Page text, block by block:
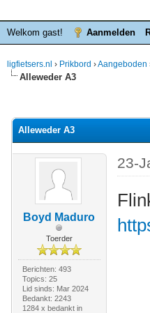
Welkom gast! Aanmelden
ligfietsers.nl › Prikbord ›Aangeboden
Alleweder A3
Alleweder A3
Boyd Maduro
Toerder
Berichten: 493
Topics: 25
Lid sinds: Mar 2024
Bedankt: 2243
1284 x bedankt in
23-